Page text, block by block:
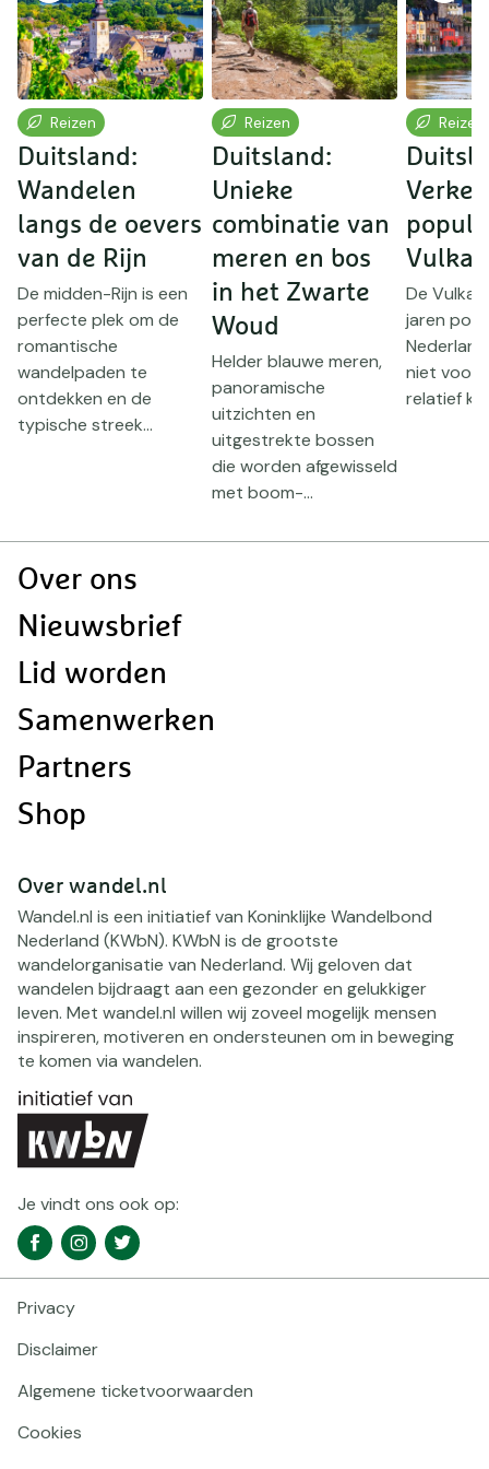
Reizen
Duitsland:
Wandelen
langs de oevers
van de Rijn
De midden-Rijn is een
perfecte plek om de
romantische
wandelpaden te
ontdekken en de
typische streek...
Reizen
Duitsland:
Unieke
combinatie van
meren en bos
in het Zwarte
Woud
Helder blauwe meren,
panoramische
uitzichten en
uitgestrekte bossen
die worden afgewisseld
met boom-...
Reizen
De
jaren
niet voor
relatief
Doormat
Over ons
Nieuwsbrief
Lid worden
Samenwerken
Partners
Shop
Over wandel.nl
Wandel.nl is een initiatief van Koninklijke Wandelbond
Nederland (KWbN). KWbN is de grootste
wandelorganisatie van Nederland. Wij geloven dat
wandelen bijdraagt aan een gezonder en gelukkiger
leven. Met wandel.nl willen wij zoveel mogelijk mensen
inspireren, motiveren en ondersteunen om in beweging
te komen via wandelen.
Je vindt ons ook op:
Social
media
FacebookInstagramTwitter
Footer
navigatie
Privacy
Disclaimer
Algemene ticketvoorwaarden
Cookies